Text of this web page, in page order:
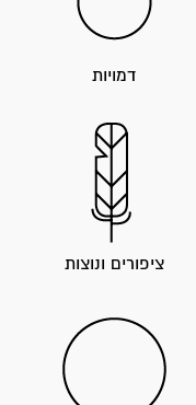
דמויות
ציפורים ונוצות